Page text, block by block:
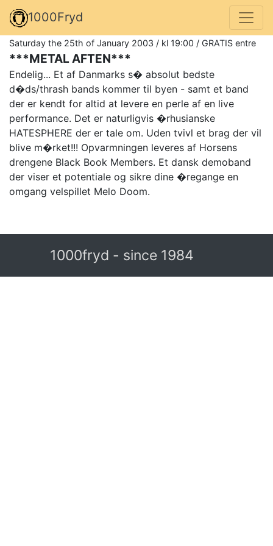
1000Fryd
Saturday the 25th of January 2003 / kl 19:00 / GRATIS entre
***METAL AFTEN***
Endelig... Et af Danmarks s� absolut bedste
d�ds/thrash bands kommer til byen - samt et band
der er kendt for altid at levere en perle af en live
performance. Det er naturligvis �rhusianske
HATESPHERE der er tale om. Uden tvivl et brag der vil
blive m�rket!!! Opvarmningen leveres af Horsens
drengene Black Book Members. Et dansk demoband
der viser et potentiale og sikre dine �regange en
omgang velspillet Melo Doom.
1000fryd - since 1984